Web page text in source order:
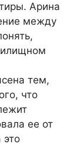
Арина
между
тем,
что
ее от
это